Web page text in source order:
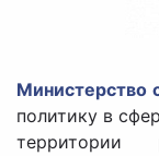
Министерство
политику в